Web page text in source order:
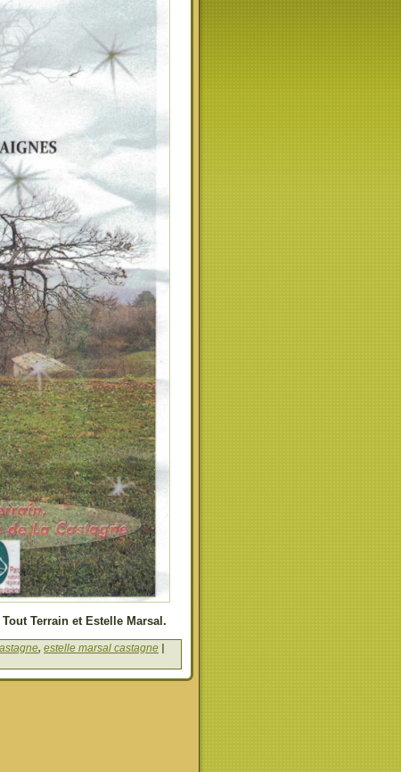
Terrain et Estelle Marsal.
, estelle marsal castagne |